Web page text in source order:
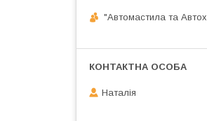
"Автомастила та
Наталія